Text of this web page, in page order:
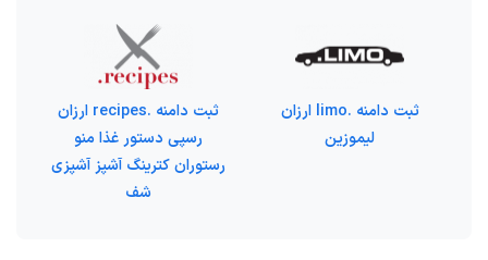
ثبت دامنه .limo ارزان
لیموزین
ثبت دامنه .recipes ارزان
رسپی دستور غذا منو
رستوران کترینگ آشپز آشپزی
شف